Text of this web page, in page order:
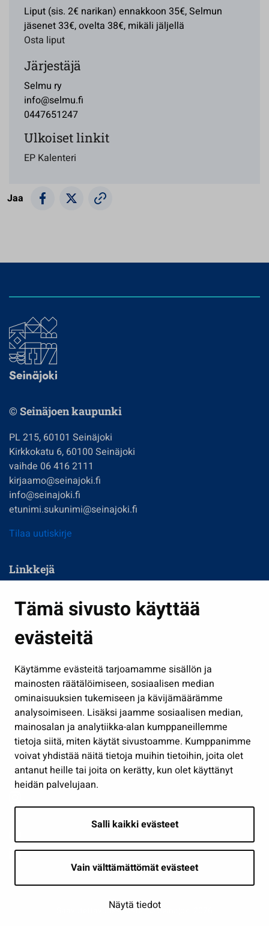
Tämä sivusto käyttää
evästeitä
Käytämme evästeitä tarjoamamme sisällön ja
mainosten räätälöimiseen, sosiaalisen median
ominaisuuksien tukemiseen ja kävijämäärämme
analysoimiseen. Lisäksi jaamme sosiaalisen median,
mainosalan ja analytiikka-alan kumppaneillemme
tietoja siitä, miten käytät sivustoamme. Kumppanimme
voivat yhdistää näitä tietoja muihin tietoihin, joita olet
antanut heille tai joita on kerätty, kun olet käyttänyt
heidän palvelujaan.
Salli kaikki evästeet
Vain välttämättömät evästeet
Näytä tiedot
Liput (sis. 2€ narikan) ennakkoon 35€, Selmun
jäsenet 33€, ovelta 38€, mikäli jäljellä
Osta liput
Järjestäjä
Selmu ry
info@selmu.fi
0447651247
Ulkoiset linkit
EP Kalenteri
Jaa
© Seinäjoen kaupunki
PL 215, 60101 Seinäjoki
Kirkkokatu 6, 60100 Seinäjoki
vaihde 06 416 2111
kirjaamo@seinajoki.fi
info@seinajoki.fi
etunimi.sukunimi@seinajoki.fi
Tilaa uutiskirje
Linkkejä
Kasvatus ja opetus
Kulttuuri ja liikunta
Työ ja yrittäminen
Osallistu ja asioi
Näytä omat evästeasetukseni
Seuraa meitä
Saavutettavuusseloste | © Seinäjoki 2026